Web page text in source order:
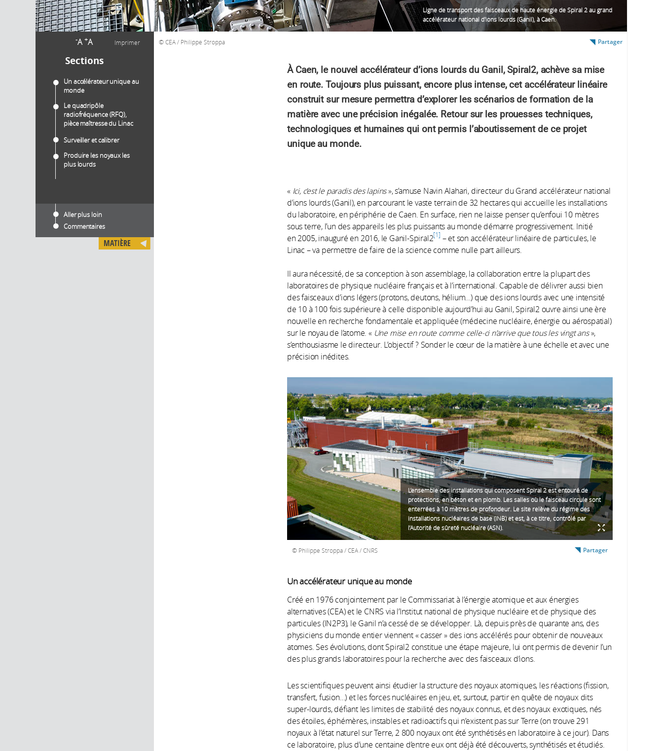
-A +A Imprimer
Sections
Un accélérateur unique au
monde
Le quadripôle
radiofréquence (RFQ),
pièce maîtresse du Linac
Surveiller et calibrer
Produire les noyaux les
plus lourds
Aller plus loin
Commentaires
MATIÈRE
Ligne de transport des faisceaux de haute énergie de Spiral 2 au grand
accélérateur national d'ions lourds (Ganil), à Caen.
CEA / Philippe Stroppa Partager
À Caen, le nouvel accélérateur d’ions lourds du Ganil, Spiral2, achève sa mise
en route. Toujours plus puissant, encore plus intense, cet accélérateur linéaire
construit sur mesure permettra d’explorer les scénarios de formation de la
matière avec une précision inégalée. Retour sur les prouesses techniques,
technologiques et humaines qui ont permis l’aboutissement de ce projet
unique au monde.
« Ici, c’est le paradis des lapins», s’amuse Navin Alahari, directeur du Grand accélérateur national
d’ions lourds (Ganil), en parcourant le vaste terrain de 32 hectares qui accueille les installations
du laboratoire, en périphérie de Caen. En surface, rien ne laisse penser qu’enfoui 10 mètres
sous terre, l’un des appareils les plus puissants au monde démarre progressivement. Initié
en 2005, inauguré en 2016, le Ganil-Spiral2 1 – et son accélérateur linéaire de particules, le
Linac – va permettre de faire de la science comme nulle part ailleurs.
Il aura nécessité, de sa conception à son assemblage, la collaboration entre la plupart des
laboratoires de physique nucléaire français et à l’international. Capable de délivrer aussi bien
des faisceaux d’ions légers (protons, deutons, hélium…) que des ions lourds avec une intensité
de 10 à 100 fois supérieure à celle disponible aujourd’hui au Ganil, Spiral2 ouvre ainsi une ère
nouvelle en recherche fondamentale et appliquée (médecine nucléaire, énergie ou aérospatial)
sur le noyau de l’atome. « Une mise en route comme celle-ci n’arrive que tous les vingt ans»,
s’enthousiasme le directeur. L’objectif ? Sonder le cœur de la matière à une échelle et avec une
précision inédites.
L’ensemble des installations qui composent Spiral 2 est entouré de
protections, en béton et en plomb. Les salles où le faisceau circule sont
enterrées à 10 mètres de profondeur. Le site relève du régime des
installations nucléaires de base (INB) et est, à ce titre, contrôlé par
l’Autorité de sûreté nucléaire (ASN).
Philippe Stroppa / CEA / CNRS Partager
Un accélérateur unique au monde
Créé en 1976 conjointement par le Commissariat à l’énergie atomique et aux énergies
alternatives (CEA) et le CNRS via l’Institut national de physique nucléaire et de physique des
particules (IN2P3), le Ganil n’a cessé de se développer. Là, depuis près de quarante ans, des
physiciens du monde entier viennent « casser » des ions accélérés pour obtenir de nouveaux
atomes. Ses évolutions, dont Spiral2 constitue une étape majeure, lui ont permis de devenir l’un
des plus grands laboratoires pour la recherche avec des faisceaux d’ions.
Les scientifiques peuvent ainsi étudier la structure des noyaux atomiques, les réactions (fission,
transfert, fusion…) et les forces nucléaires en jeu, et, surtout, partir en quête de noyaux dits
super-lourds, défiant les limites de stabilité des noyaux connus, et des noyaux exotiques, nés
des étoiles, éphémères, instables et radioactifs qui n’existent pas sur Terre (on trouve 291
noyaux à l’état naturel sur Terre, 2 800 noyaux ont été synthétisés en laboratoire à ce jour). Dans
ce laboratoire, plus d’une centaine d’entre eux ont déjà été découverts, synthétisés et étudiés.